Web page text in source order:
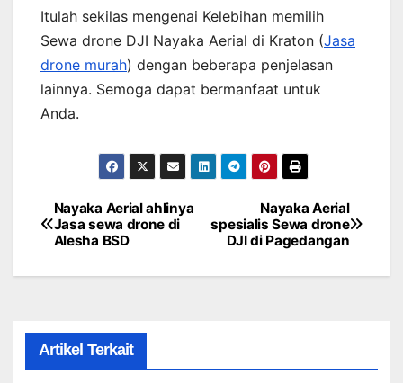
Itulah sekilas mengenai Kelebihan memilih
Sewa drone DJI Nayaka Aerial di Kraton (Jasa
drone murah) dengan beberapa penjelasan
lainnya. Semoga dapat bermanfaat untuk
Anda.
Post
navigation
Nayaka Aerial
spesialis Sewa drone
DJI di Pagedangan
Nayaka Aerial ahlinya
Jasa sewa drone di
Alesha BSD
Artikel Terkait